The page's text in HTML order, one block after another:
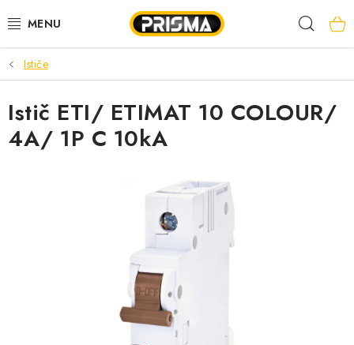
na
AKCIE
LED PÁSY
MODULÁRNE PRÍSTROJE
SVORKY, ROZBOČOVAČE A OSTATNÉ
Ističe
Istič ETI/ ETIMAT 10 COLOUR/
4A/ 1P C 10kA